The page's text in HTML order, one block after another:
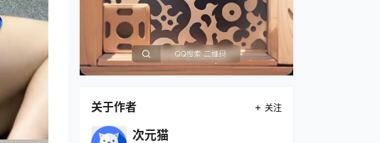
关于作者 关注
次元猫